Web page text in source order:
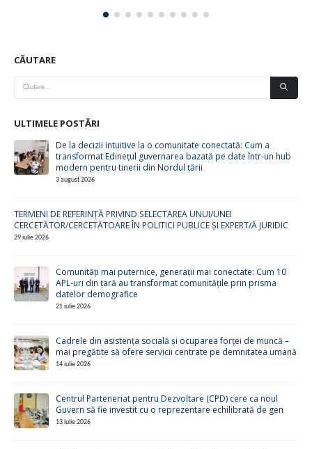
CĂUTARE
ULTIMELE POSTĂRI
De la decizii intuitive la o comunitate conectată: Cum a
transformat Edinețul guvernarea bazată pe date într-un hub
modern pentru tinerii din Nordul țării
3 august 2026
TERMENI DE REFERINȚĂ PRIVIND SELECTAREA UNUI/UNEI
CERCETĂTOR/CERCETĂTOARE ÎN POLITICI PUBLICE ȘI EXPERT/Ă JURIDIC
29 iulie 2026
Comunități mai puternice, generații mai conectate: Cum 10
APL-uri din țară au transformat comunitățile prin prisma
datelor demografice
21 iulie 2026
Cadrele din asistența socială și ocuparea forței de muncă –
mai pregătite să ofere servicii centrate pe demnitatea umană
14 iulie 2026
Centrul Parteneriat pentru Dezvoltare (CPD) cere ca noul
Guvern să fie investit cu o reprezentare echilibrată de gen
13 iulie 2026